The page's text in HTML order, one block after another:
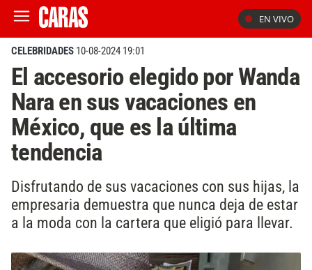
EN VIVO
CELEBRIDADES 10-08-2024 19:01
El accesorio elegido por Wanda
Nara en sus vacaciones en
México, que es la última
tendencia
Disfrutando de sus vacaciones con sus hijas, la
empresaria demuestra que nunca deja de estar
a la moda con la cartera que eligió para llevar.